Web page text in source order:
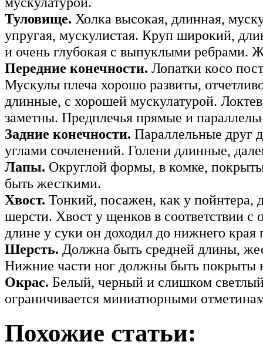
Туловище. Холка высокая, длинная,
упругая, мускулистая. Круп широкий,
и очень глубокая с выпуклыми ребрами.
Передние конечности. Лопатки косо
Мускулы плеча хорошо развиты,
длинные, с хорошей мускулатурой.
заметны. Предплечья прямые и
Задние конечности. Параллельные друг
углами сочленений. Голени длинные,
Лапы. Округлой формы, в комке,
быть жесткими.
Хвост. Тонкий, посажен, как у пойнтера,
шерсти. Хвост у щенков в соответствии
длине у суки он доходил до нижнего
Шерсть. Должна быть средней длины,
Нижние части ног должны быть покрыты
Окрас. Белый, черный и слишком
ограничивается миниатюрными
Похожие статьи: